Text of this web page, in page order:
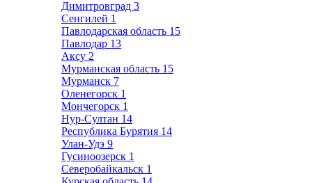
Димитровград 3
Сенгилей 1
Павлодарская область 15
Павлодар 13
Аксу 2
Мурманская область 15
Мурманск 7
Оленегорск 1
Мончегорск 1
Нур-Султан 14
Республика Бурятия 14
Улан-Удэ 9
Гусиноозерск 1
Северобайкальск 1